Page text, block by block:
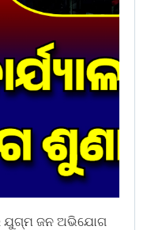
ଯୁଗ୍ମ ଜନ ଅଭିଯୋଗ